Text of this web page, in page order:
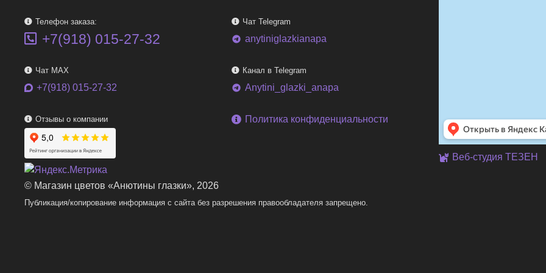
Телефон заказа:
+7(918) 015-27-32
Чат MAX
+7(918) 015-27-32
Отзывы о компании
Чат Telegram
telegram anytiniglazkianapa
Канал в Telegram
telegram Anytini_glazki_anapa
Политика конфиденциальности
Веб-студия ТЕЗЕН
© Магазин цветов «Анютины глазки», 2026
Публикация/копирование информация с сайта без разрешения правообладателя запрещено.